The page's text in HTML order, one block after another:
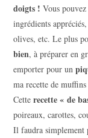
doigts ! Vous
ingrédients
olives, etc. Le plus
bien, à préparer en
emporter pour un
ma recette de
Cetterecette « de
poireaux, carottes,
Il faudra simplement